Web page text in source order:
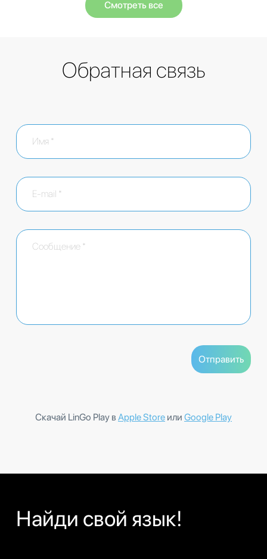
Смотреть все
Обратная связь
Скачай LinGo Play в Apple Store или Google Play
Найди свой язык!